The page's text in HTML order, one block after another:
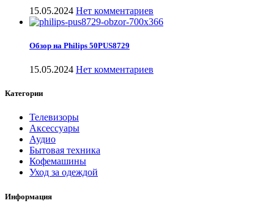
15.05.2024 Нет комментариев
Обзор на Philips 50PUS8729
15.05.2024 Нет комментариев
Категории
Телевизоры
Аксессуары
Аудио
Бытовая техника
Кофемашины
Уход за одеждой
Информация